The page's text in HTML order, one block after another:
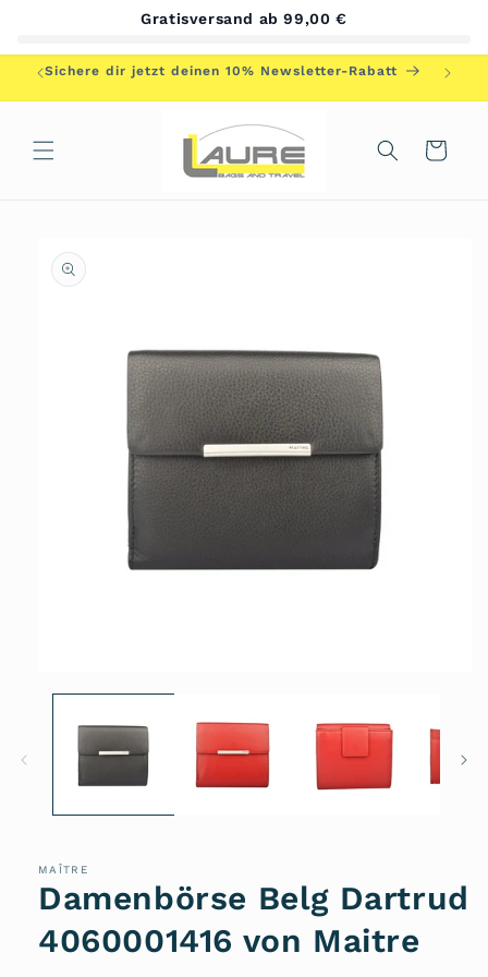
Sichere dir jetzt deinen 10% Newsletter-Rabatt
Warenkorb
MAÎTRE
Damenbörse Belg Dartrud
4060001416 von Maitre
Gratisversand ab 99,00 €